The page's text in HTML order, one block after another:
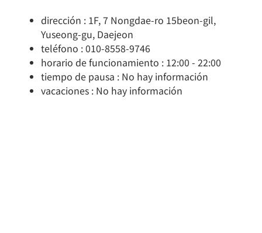
dirección : 1F, 7 Nongdae-ro 15beon-gil,
Yuseong-gu, Daejeon
teléfono : 010-8558-9746
horario de funcionamiento : 12:00 - 22:00
tiempo de pausa : No hay información
vacaciones : No hay información